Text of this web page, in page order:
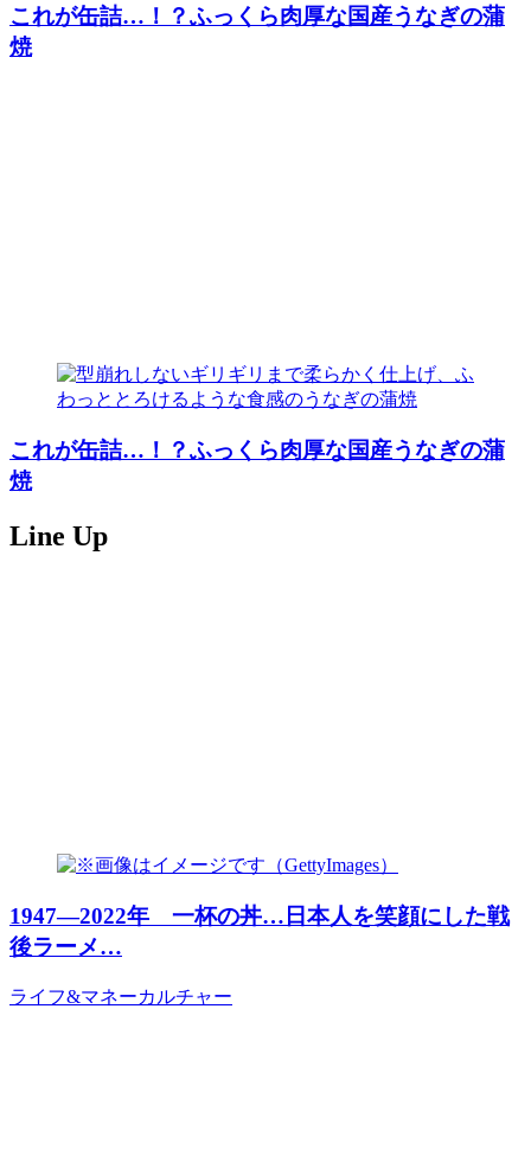
これが缶詰…！？ふっくら肉厚な国産うなぎの蒲
焼
これが缶詰…！？ふっくら肉厚な国産うなぎの蒲
焼
Line Up
1947―2022年 一杯の丼…日本人を笑顔にした戦
後ラーメ…
ライフ&マネーカルチャー